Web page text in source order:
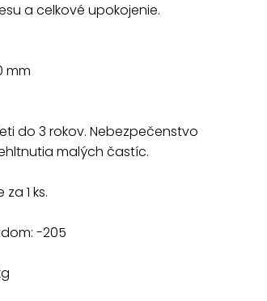
a celkové upokojenie.
mm
do 3 rokov. Nebezpečenstvo
malých častíc.
1 ks.
-205